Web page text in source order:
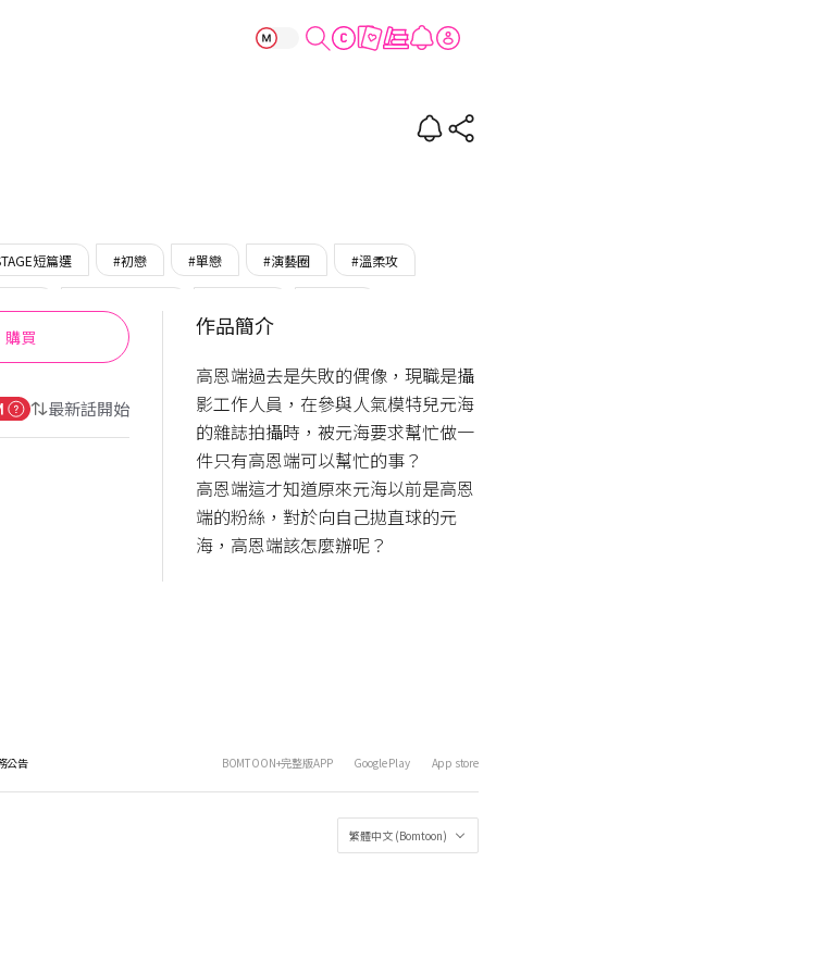
想要，談情！
短篇選 #初戀 #單戀 #演藝圈 #溫柔攻
受 #看臉入坑受
購買
最新話開始
作品簡介
高恩端過去是失敗的偶像，現職是攝
影工作人員，在參與人氣模特兒元海
的雜誌拍攝時，被元海要求幫忙做一
件只有高恩端可以幫忙的事？
高恩端這才知道原來元海以前是高恩
端的粉絲，對於向自己拋直球的元
海，高恩端該怎麼辦呢？
公告 BOMTOON+完整版APP Google Play App store
繁體中文 (Bomtoon)